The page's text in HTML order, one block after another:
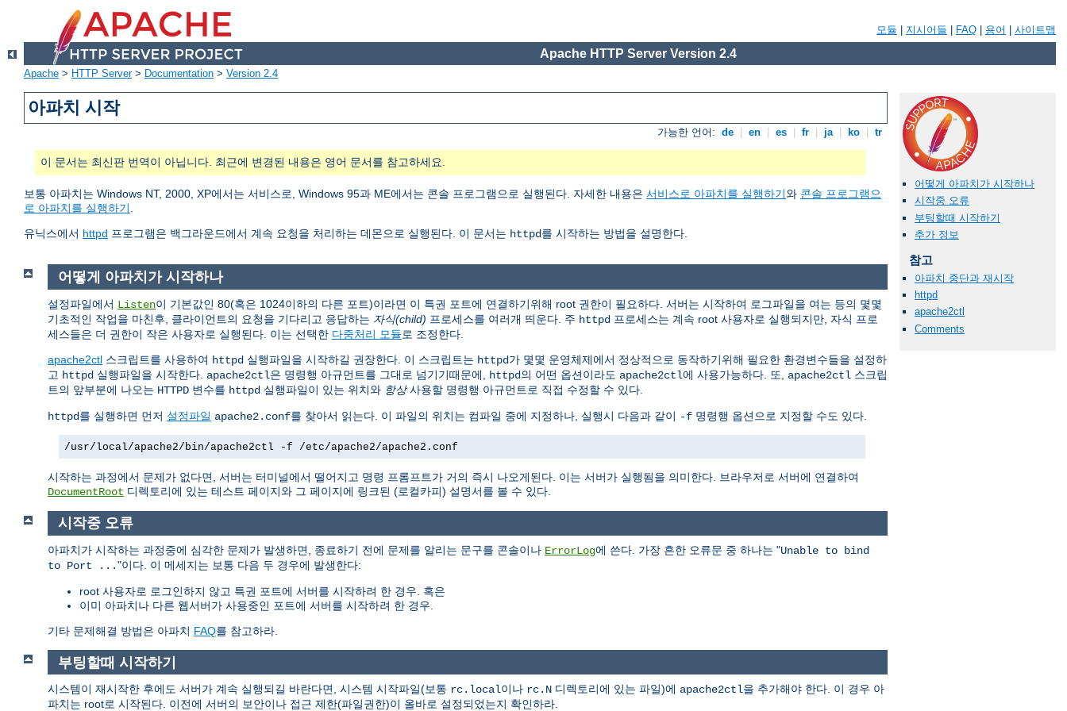
모듈 지시어들 FAQ 용어 사이트맵
Apache HTTP Server Version 2.4
Apache > HTTP Server> Documentation > Version 2.4
아파치 시작
가능한 언어: de en es fr ja ko tr
이 문서는 최신판 번역이 아닙니다. 최근에 변경된 내용은 영어 문서를 참고하세요.
보통 아파치는 Windows NT, 2000, XP에서는 서비스로, Windows 95과 ME에서는 콘솔 프로그램으로 실행된다. 자세한 내용은 서비스로 아파치를 실행하기와 콘솔 프로그램으
로 아파치를 실행하기.
유닉스에서 httpd 프로그램은 백그라운드에서 계속 요청을 처리하는 데몬으로 실행된다. 이 문서는 httpd를 시작하는 방법을 설명한다.
어떻게 아파치가 시작하나
시작중 오류
부팅할때 시작하기
추가 정보
참고
아파치 중단과 재시작
httpd
apache2ctl
Comments
어떻게 아파치가 시작하나
설정파일에서 Listen이 기본값인 80(혹은 1024이하의 다른 포트)이라면 이 특권 포트에 연결하기위해 root 권한이 필요하다. 서버는 시작하여 로그파일을 여는 등의 몇몇
기초적인 작업을 마친후, 클라이언트의 요청을 기다리고 응답하는 자식(child) 프로세스를 여러개 띄운다. 주 httpd 프로세스는 계속 root 사용자로 실행되지만, 자식 프로
세스들은 더 권한이 작은 사용자로 실행된다. 이는 선택한 다중처리 모듈로 조정한다.
apache2ctl 스크립트를 사용하여 httpd 실행파일을 시작하길 권장한다. 이 스크립트는 httpd가 몇몇 운영체제에서 정상적으로 동작하기위해 필요한 환경변수들을 설정하
고 httpd 실행파일을 시작한다. apache2ctl은 명령행 아규먼트를 그대로 넘기기때문에, httpd의 어떤 옵션이라도 apache2ctl에 사용가능하다. 또, apache2ctl 스크립
트의 앞부분에 나오는 HTTPD 변수를 httpd 실행파일이 있는 위치와 항상사용할 명령행 아규먼트로 직접 수정할 수 있다.
httpd를 실행하면 먼저 설정파일 apache2.conf를 찾아서 읽는다. 이 파일의 위치는 컴파일 중에 지정하나, 실행시 다음과 같이 -f 명령행 옵션으로 지정할 수도 있다.
/usr/local/apache2/bin/apache2ctl -f /etc/apache2/apache2.conf
시작하는 과정에서 문제가 없다면, 서버는 터미널에서 떨어지고 명령 프롬프트가 거의 즉시 나오게된다. 이는 서버가 실행됨을 의미한다. 브라우저로 서버에 연결하여
DocumentRoot 디렉토리에 있는 테스트 페이지와 그 페이지에 링크된 (로컬카피) 설명서를 볼 수 있다.
시작중 오류
아파치가 시작하는 과정중에 심각한 문제가 발생하면, 종료하기 전에 문제를 알리는 문구를 콘솔이나 ErrorLog에 쓴다. 가장 흔한 오류문 중 하나는 "Unable to bind
to Port ..."이다. 이 메세지는 보통 다음 두 경우에 발생한다:
root 사용자로 로그인하지 않고 특권 포트에 서버를 시작하려 한 경우. 혹은
이미 아파치나 다른 웹서버가 사용중인 포트에 서버를 시작하려 한 경우.
기타 문제해결 방법은 아파치 FAQ를 참고하라.
부팅할때 시작하기
시스템이 재시작한 후에도 서버가 계속 실행되길 바란다면, 시스템 시작파일(보통 rc.local이나 rc.N 디렉토리에 있는 파일)에 apache2ctl을 추가해야 한다. 이 경우 아
파치는 root로 시작된다. 이전에 서버의 보안이나 접근 제한(파일권한)이 올바로 설정되었는지 확인하라.